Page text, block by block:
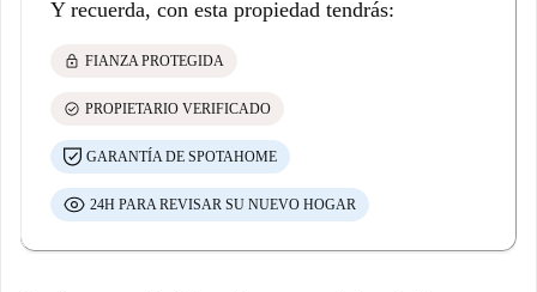
Y recuerda, con esta propiedad tendrás:
lock FIANZA PROTEGIDA
check_circle PROPIETARIO VERIFICADO
GARANTÍA DE SPOTAHOME
24H PARA REVISAR SU NUEVO HOGAR